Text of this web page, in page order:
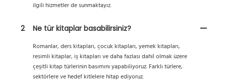
ilgili hizmetler de sunmaktayız.
2
Ne tür kitaplar basabilirsiniz?
Romanlar, ders kitapları, çocuk kitapları, yemek kitapları,
resimli kitaplar, iş kitapları ve daha fazlası dahil olmak üzere
çeşitli kitap türlerinin basımını yapabiliyoruz. Farklı türlere,
sektörlere ve hedef kitlelere hitap ediyoruz.